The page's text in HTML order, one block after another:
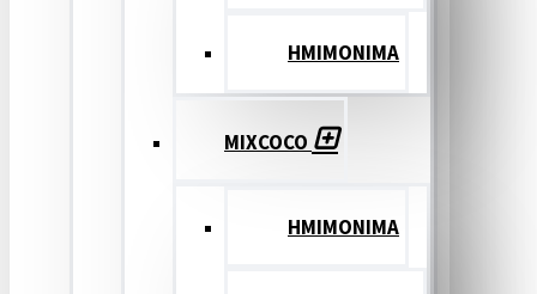
ΗΜΙΜΟΝΙΜΑ
MIXCOCO
HMIMONIMA